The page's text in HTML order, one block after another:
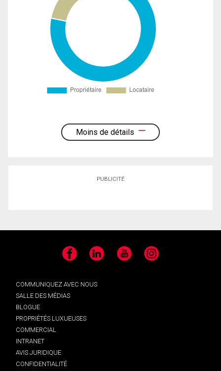
Moins de détails
PUBLICITÉ
Facebook LinkedIn YouTube Instagram
COMMUNIQUEZ AVEC NOUS
SALLE DES MÉDIAS
BLOGUE
PROPRIÉTÉS LUXUEUSES
COMMERCIAL
INTRANET
AVIS JURIDIQUE
CONFIDENTIALITÉ